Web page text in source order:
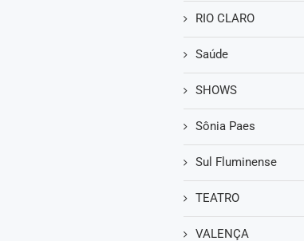
RIO CLARO
Saúde
SHOWS
Sônia Paes
Sul Fluminense
TEATRO
VALENÇA